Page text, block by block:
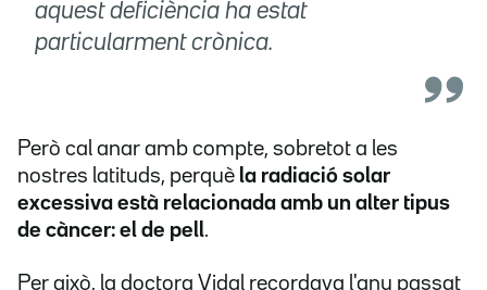
aquest deficiència ha estat
particularment crònica.
Però cal anar amb compte, sobretot a les
nostres latituds, perquè la radiació solar
excessiva està relacionada amb un alter tipus
de càncer: el de pell.
Per això, la doctora Vidal recordava l'any passat